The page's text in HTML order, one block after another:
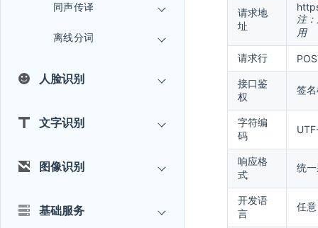
同声传译
离线分词
人脸识别
文字识别
图像识别
基础服务
请求地
址
注
用
请求行
接口鉴
权
签
字符编
码
响应格
式
统
开发语
言
任